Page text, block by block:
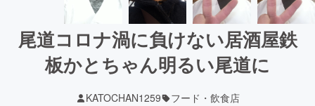
尾道コロナ渦に負けない居酒屋鉄
板かとちゃん明るい尾道に
KATOCHAN1259 フード・飲食店